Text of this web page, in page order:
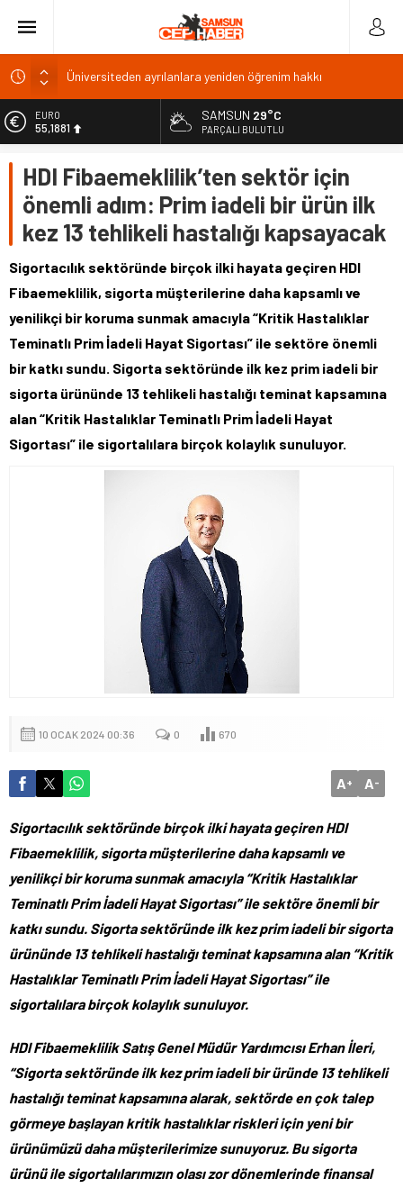
BAL Ligi katılım ücreti 1 milyon TL: TFF’ye çağrı
TFF 2026
Gazze’de can kaybı 73 bin 386’ya yükseldi
Üniversiteden ayrılanlara yeniden öğrenim hakkı
EURO
55,1881
6.660,55
BİST
13.779,39
47,7111
SAMSUN 29°C
PARÇALI BULUTLU
HDI Fibaemeklilik’ten sektör için
önemli adım: Prim iadeli bir ürün ilk
kez 13 tehlikeli hastalığı kapsayacak
Sigortacılık sektöründe birçok ilki hayata geçiren HDI
Fibaemeklilik, sigorta müşterilerine daha kapsamlı ve
yenilikçi bir koruma sunmak amacıyla “Kritik Hastalıklar
Teminatlı Prim İadeli Hayat Sigortası” ile sektöre önemli
bir katkı sundu. Sigorta sektöründe ilk kez prim iadeli bir
sigorta ürününde 13 tehlikeli hastalığı teminat kapsamına
alan “Kritik Hastalıklar Teminatlı Prim İadeli Hayat
Sigortası” ile sigortalılara birçok kolaylık sunuluyor.
10 OCAK 2024 00:36 0 670
A+ A-
Sigortacılık sektöründe birçok ilki hayata geçiren HDI
Fibaemeklilik, sigorta müşterilerine daha kapsamlı ve
yenilikçi bir koruma sunmak amacıyla “Kritik Hastalıklar
Teminatlı Prim İadeli Hayat Sigortası” ile sektöre önemli bir
katkı sundu. Sigorta sektöründe ilk kez prim iadeli bir sigorta
ürününde 13 tehlikeli hastalığı teminat kapsamına alan “Kritik
Hastalıklar Teminatlı Prim İadeli Hayat Sigortası” ile
sigortalılara birçok kolaylık sunuluyor.
HDI Fibaemeklilik Satış Genel Müdür Yardımcısı Erhan İleri,
“Sigorta sektöründe ilk kez prim iadeli bir üründe 13 tehlikeli
hastalığı teminat kapsamına alarak, sektörde en çok talep
görmeye başlayan kritik hastalıklar riskleri için yeni bir
ürünümüzü daha müşterilerimize sunuyoruz. Bu sigorta
ürünü ile sigortalılarımızın olası zor dönemlerinde finansal